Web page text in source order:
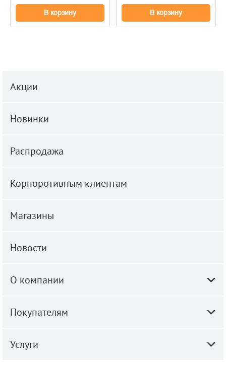
В корзину В корзину
Акции
Новинки
Распродажа
Корпоротивным клиентам
Магазины
Новости
О компании
Покупателям
Услуги